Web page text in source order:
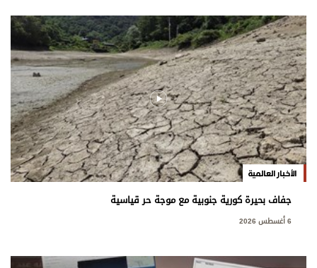
الأخبار العالمية
جفاف بحيرة كورية جنوبية مع موجة حر قياسية
6 أغسطس 2026